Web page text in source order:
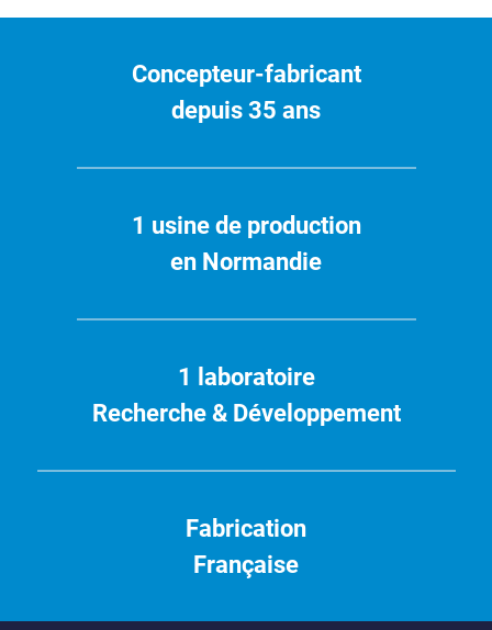
Concepteur-fabricant
depuis 35 ans
1 usine de production
en Normandie
1 laboratoire
Recherche & Développement
Fabrication
Française